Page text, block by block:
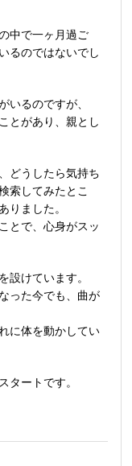
中で一ヶ月過ご
るのではないでし
いるのですが、
とがあり、親とし
どうしたら気持ち
索してみたとこ
りました。
とで、心身がスッ
設けています。
った今でも、曲が
に体を動かしてい
タートです。